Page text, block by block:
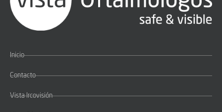
Inicio
Contacto
Vista Ircovisión